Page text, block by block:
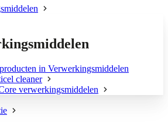
in Verwerkingsmiddelen
cleaner
verwerkingsmiddelen